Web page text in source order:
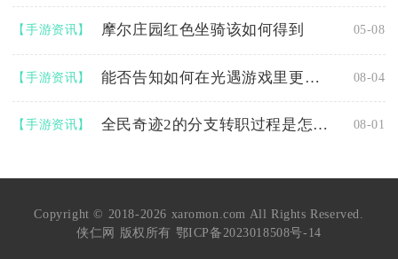
【手游资讯】 摩尔庄园红色坐骑该如何得到 05-08
【手游资讯】 能否告知如何在光遇游戏里更换烟花法杖 08-04
【手游资讯】 全民奇迹2的分支转职过程是怎样的 08-01
Copyright © 2018-2026 xaromon.com All Rights Reserved.
侠仁网 版权所有 鄂ICP备2023018508号-14